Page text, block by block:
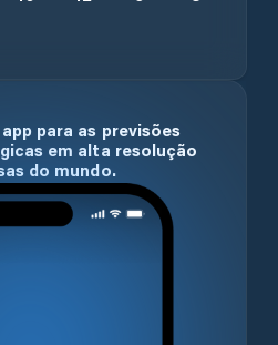
para as previsões
em alta resolução
do mundo.